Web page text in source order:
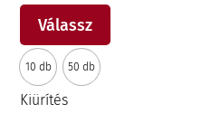
Válassz
terméknek
10 db 50 db
Kiürítés